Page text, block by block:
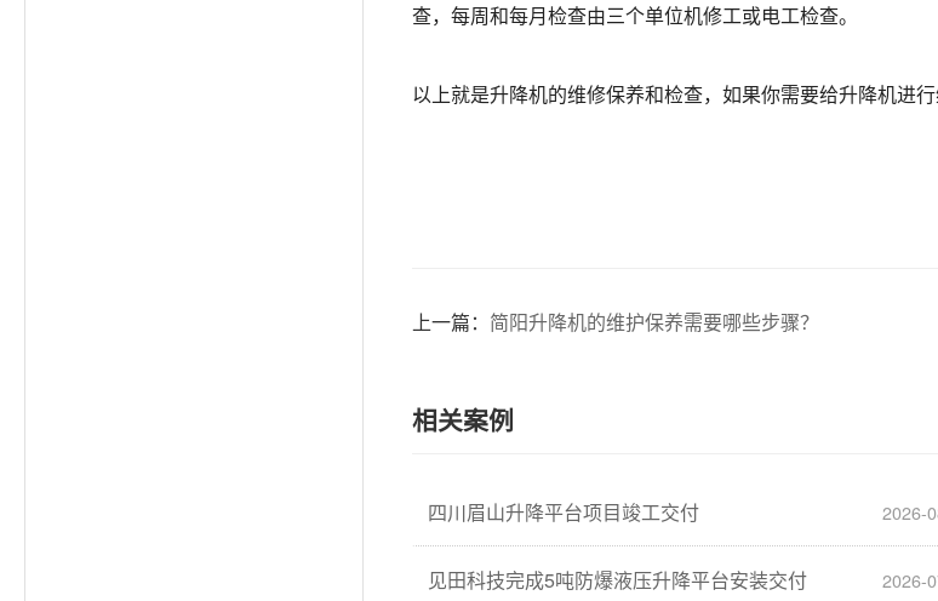
查，每周和每月检查由三个单位机修工或电工检查。
以上就是升降机的维修保养和检查，如果你需要给升降机进
上一篇： 简阳升降机的维护保养需要哪些步骤？
相关案例
四川眉山升降平台项目竣工交付 2026-
见田科技完成5吨防爆液压升降平台安装交付 2026-